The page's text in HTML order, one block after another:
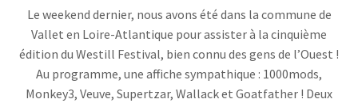
Le weekend dernier, nous avons été dans la commune de
Vallet en Loire-Atlantique pour assister à la cinquième
édition du Westill Festival, bien connu des gens de l’Ouest !
Au programme, une affiche sympathique : 1000mods,
Monkey3, Veuve, Supertzar, Wallack et Goatfather ! Deux